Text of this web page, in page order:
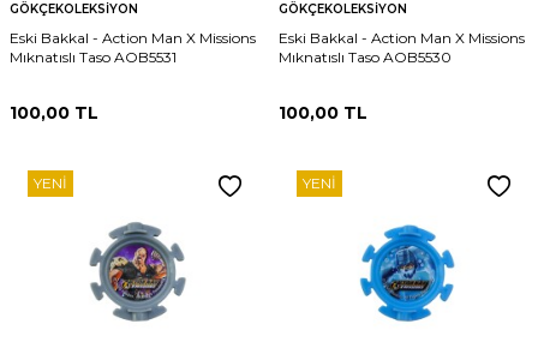
GÖKÇEKOLEKSIYON
Eski Bakkal - Action Man X Missions
Mıknatıslı Taso AOB5531
100,00 TL
GÖKÇEKOLEKSIYON
Eski Bakkal - Action Man X Missions
Mıknatıslı Taso AOB5530
100,00 TL
YENI YENI